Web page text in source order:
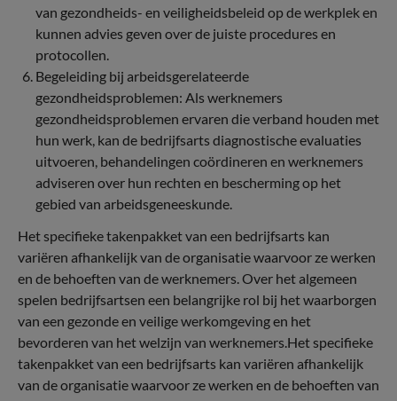
van gezondheids- en veiligheidsbeleid op de werkplek en
kunnen advies geven over de juiste procedures en
protocollen.
Begeleiding bij arbeidsgerelateerde
gezondheidsproblemen: Als werknemers
gezondheidsproblemen ervaren die verband houden met
hun werk, kan de bedrijfsarts diagnostische evaluaties
uitvoeren, behandelingen coördineren en werknemers
adviseren over hun rechten en bescherming op het
gebied van arbeidsgeneeskunde.
Het specifieke takenpakket van een bedrijfsarts kan
variëren afhankelijk van de organisatie waarvoor ze werken
en de behoeften van de werknemers. Over het algemeen
spelen bedrijfsartsen een belangrijke rol bij het waarborgen
van een gezonde en veilige werkomgeving en het
bevorderen van het welzijn van werknemers.Het specifieke
takenpakket van een bedrijfsarts kan variëren afhankelijk
van de organisatie waarvoor ze werken en de behoeften van